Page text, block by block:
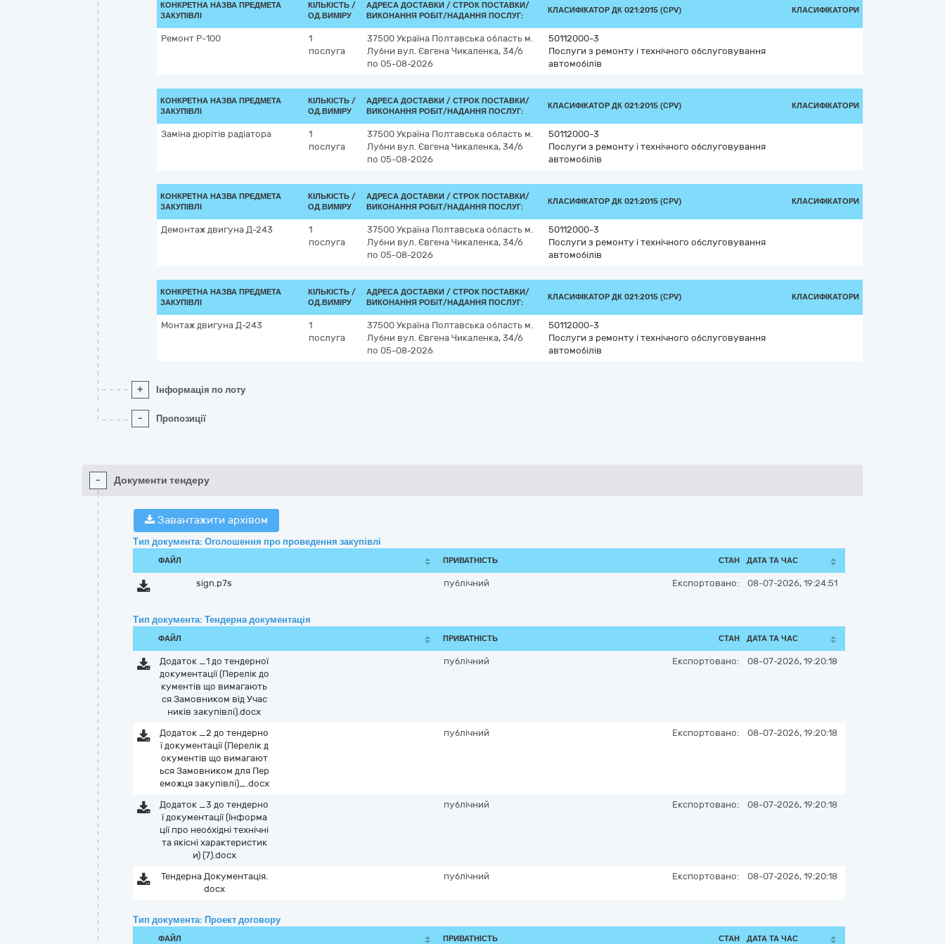
КОНКРЕТНА НАЗВА ПРЕДМЕТА
ЗАКУПІВЛІ
КІЛЬКІСТЬ /
ОД.ВИМІРУ
АДРЕСА ДОСТАВКИ / СТРОК ПОСТАВКИ/
ВИКОНАННЯ РОБІТ/НАДАННЯ ПОСЛУГ:
КЛАСИФІКАТОР ДК 021:2015 (CPV) КЛАСИФІКАТОРИ
Ремонт Р-100
1
послуга
37500 Україна Полтавська область м.
Лубни вул. Євгена Чикаленка, 34/6
по 05-08-2026
50112000-3
Послуги з ремонту і технічного обслуговування
автомобілів
КОНКРЕТНА НАЗВА ПРЕДМЕТА
ЗАКУПІВЛІ
КІЛЬКІСТЬ /
ОД.ВИМІРУ
АДРЕСА ДОСТАВКИ / СТРОК ПОСТАВКИ/
ВИКОНАННЯ РОБІТ/НАДАННЯ ПОСЛУГ:
КЛАСИФІКАТОР ДК 021:2015 (CPV) КЛАСИФІКАТОРИ
Заміна дюрітів радіатора
1
послуга
37500 Україна Полтавська область м.
Лубни вул. Євгена Чикаленка, 34/6
по 05-08-2026
50112000-3
Послуги з ремонту і технічного обслуговування
автомобілів
КОНКРЕТНА НАЗВА ПРЕДМЕТА
ЗАКУПІВЛІ
КІЛЬКІСТЬ /
ОД.ВИМІРУ
АДРЕСА ДОСТАВКИ / СТРОК ПОСТАВКИ/
ВИКОНАННЯ РОБІТ/НАДАННЯ ПОСЛУГ:
КЛАСИФІКАТОР ДК 021:2015 (CPV) КЛАСИФІКАТОРИ
Демонтаж двигуна Д-243
1
послуга
37500 Україна Полтавська область м.
Лубни вул. Євгена Чикаленка, 34/6
по 05-08-2026
50112000-3
Послуги з ремонту і технічного обслуговування
автомобілів
КОНКРЕТНА НАЗВА ПРЕДМЕТА
ЗАКУПІВЛІ
КІЛЬКІСТЬ /
ОД.ВИМІРУ
АДРЕСА ДОСТАВКИ / СТРОК ПОСТАВКИ/
ВИКОНАННЯ РОБІТ/НАДАННЯ ПОСЛУГ:
КЛАСИФІКАТОР ДК 021:2015 (CPV) КЛАСИФІКАТОРИ
Монтаж двигуна Д-243
1
послуга
37500 Україна Полтавська область м.
Лубни вул. Євгена Чикаленка, 34/6
по 05-08-2026
50112000-3
Послуги з ремонту і технічного обслуговування
автомобілів
+ Інформація по лоту
- Пропозиції
- Документи тендеру
Завантажити архівом
Тип документа: Оголошення про проведення закупівлі
ФАЙЛ ПРИВАТНІСТЬ СТАН ДАТА ТА ЧАС
sign.p7s публічний Експортовано: 08-07-2026, 19:24:51
Тип документа: Тендерна документація
ФАЙЛ ПРИВАТНІСТЬ СТАН ДАТА ТА ЧАС
Додаток _1 до тендерної
документації (Перелік до
кументів що вимагають
ся Замовником від Учас
ників закупівлі).docx
публічний Експортовано: 08-07-2026, 19:20:18
Додаток _2 до тендерно
ї документації (Перелік д
окументів що вимагают
ься Замовником для Пер
еможця закупівлі)_.docx
публічний Експортовано: 08-07-2026, 19:20:18
Додаток _3 до тендерно
ї документації (Інформа
ції про необхідні технічні
та якісні характеристик
и) (7).docx
публічний Експортовано: 08-07-2026, 19:20:18
Тендерна Документація.
docx
публічний Експортовано: 08-07-2026, 19:20:18
Тип документа: Проект договору
ФАЙЛ ПРИВАТНІСТЬ СТАН ДАТА ТА ЧАС